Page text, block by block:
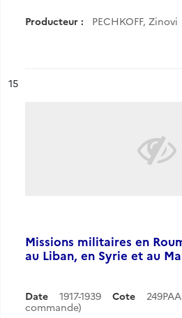
Producteur : PECHKOFF, Zinovi
n°
15
Missions militaires en
au Liban, en Syrie et au
Date 1917-1939 Cote
commande)